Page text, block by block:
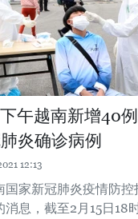
午越南新增40
炎确诊病例
12:13
国家新冠肺炎疫情防控
消息，截至2月15日18